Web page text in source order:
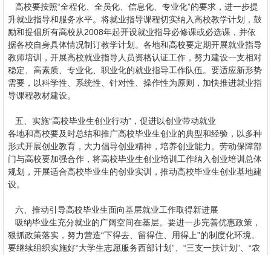
高校要按照“全程化、全员化、信息化、专业化”的要求，进一步提
升就业指导和服务水平。将就业指导课程切实纳入高校教学计划，鼓
励和提倡所有高校从2008年起开设就业指导必修课或必选课，并依
据各校自身具体情况制订教学计划。各地和高校要定期开展就业指导
教师培训，开展高校就业指导人员资格认证工作，努力建设一支相对
稳定、高素质、专业化、职业化的就业指导工作队伍。要适应新形势
需要，以科学性、系统性、针对性、操作性为原则，加快推进就业指
导课程教材建设。
五、实施“高校毕业生创业行动”，促进以创业带动就业
各地和高校要及时总结和推广高校毕业生创业的典型和经验，以多种
形式开展创业教育，大力倡导创业精神，培养创业能力。劳动保障部
门与高校要加强合作，将高校毕业生创业培训工作纳入创业培训总体
规划，开展适合高校毕业生的创业实训，推动高校毕业生创业基地建
设。
六、推动引导高校毕业生面向基层就业工作取得新进展
吸纳毕业生充分就业的广阔空间在基层。要进一步完善优惠政策，
狠抓政策落实，努力营造“下得去、留得住、用得上”的制度化环境。
要继续组织实施好“大学生志愿服务西部计划”、“三支一扶计划”、“农